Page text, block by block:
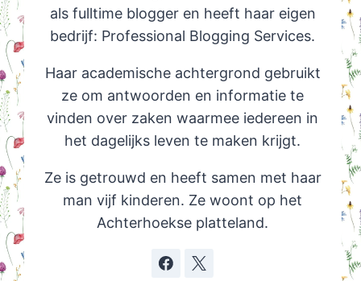
als fulltime blogger en heeft haar eigen
bedrijf: Professional Blogging Services.
Haar academische achtergrond gebruikt
ze om antwoorden en informatie te
vinden over zaken waarmee iedereen in
het dagelijks leven te maken krijgt.
Ze is getrouwd en heeft samen met haar
man vijf kinderen. Ze woont op het
Achterhoekse platteland.